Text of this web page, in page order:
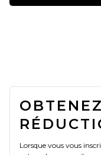
FOOTER
Lorsque vous vous